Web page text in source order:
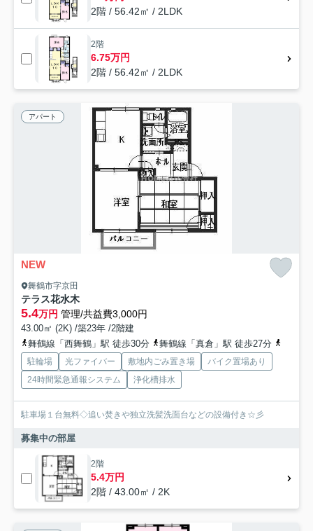
2階 / 56.42㎡ / 2LDK
2階
6.75万円
2階 / 56.42㎡ / 2LDK
アパート
NEW
舞鶴市字京田
テラス花水木
5.4万円 管理/共益費3,000円
43.00㎡ (2K) /築23年 /2階建
舞鶴線「西舞鶴」駅 徒歩30分
舞鶴線「真倉」駅 徒歩27分
駐輪場 光ファイバー 敷地内ごみ置き場
バイク置場あり
24時間緊急通報システム
浄化槽排水
駐車場１台無料◇追い焚きや独立洗髪洗面台などの設備付き☆彡
募集中の部屋
2階
5.4万円
2階 / 43.00㎡ / 2K